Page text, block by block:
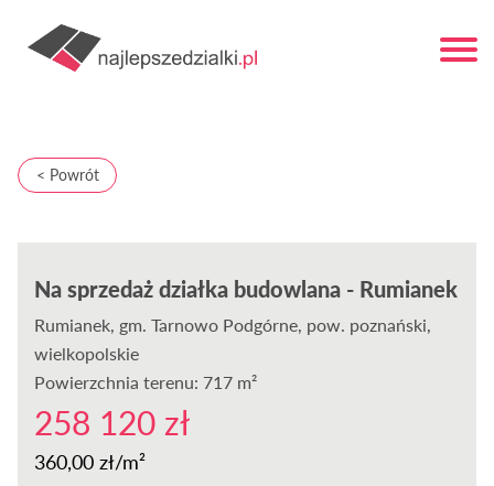
< Powrót
Na sprzedaż działka budowlana - Rumianek
Rumianek, gm. Tarnowo Podgórne, pow. poznański,
wielkopolskie
Powierzchnia terenu: 717 m²
258 120 zł
360,00 zł/m²